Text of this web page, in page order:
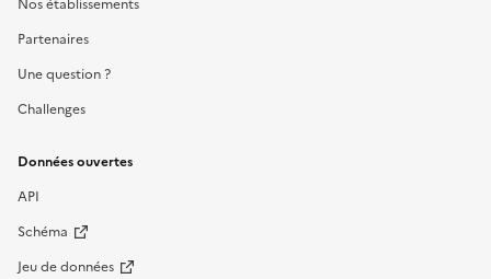
Nos établissements
Partenaires
Une question ?
Challenges
Données ouvertes
API
Schéma
Jeu de données